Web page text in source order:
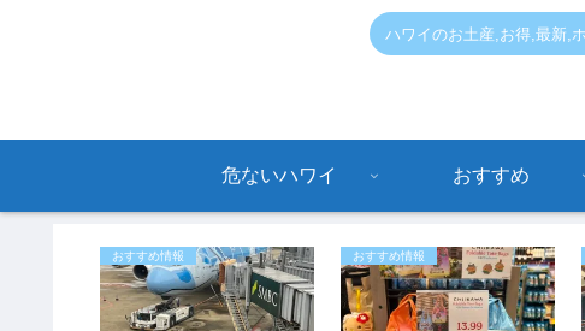
ハワイのお土産,お得,最新,
危ないハワイ おすすめ
おすすめ情報 おすすめ情報